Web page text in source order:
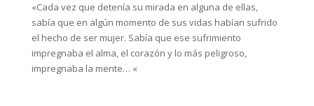
«Cada vez que detenía su mirada en alguna de ellas,
sabía que en algún momento de sus vidas habían sufrido
el hecho de ser mujer. Sabía que ese sufrimiento
impregnaba el alma, el corazón y lo más peligroso,
impregnaba la mente… «